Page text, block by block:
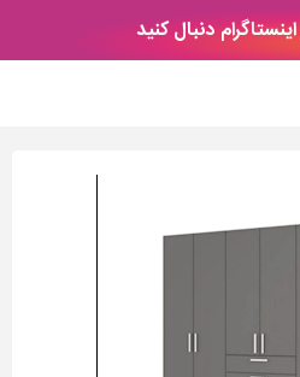
اینستاگرام دنبال کنید